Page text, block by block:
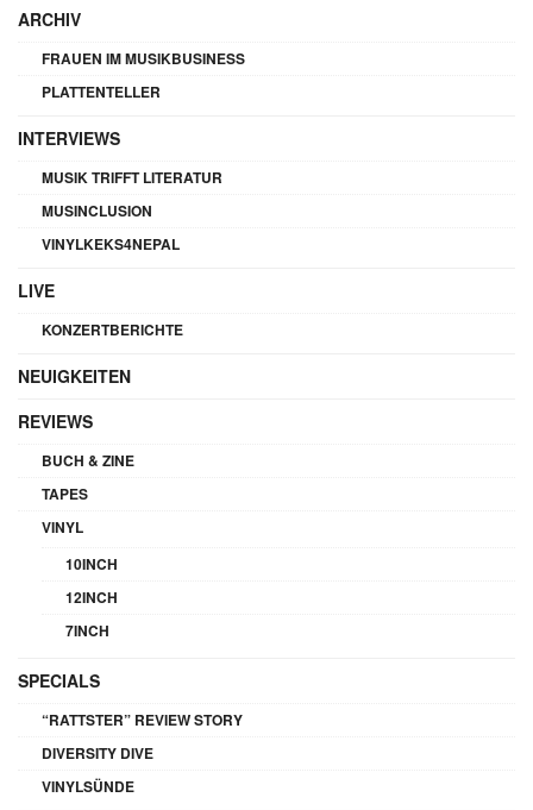
ARCHIV
FRAUEN IM MUSIKBUSINESS
PLATTENTELLER
INTERVIEWS
MUSIK TRIFFT LITERATUR
MUSINCLUSION
VINYLKEKS4NEPAL
LIVE
KONZERTBERICHTE
NEUIGKEITEN
REVIEWS
BUCH & ZINE
TAPES
VINYL
10INCH
12INCH
7INCH
SPECIALS
“RATTSTER” REVIEW STORY
DIVERSITY DIVE
VINYLSÜNDE